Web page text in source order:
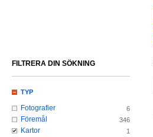
FILTRERA DIN SÖKNING
TYP
Fotografier 6
Föremål 346
Kartor 1